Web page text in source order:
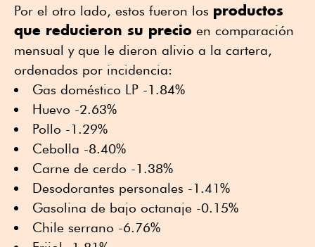
Por el otro lado, estos fueron los productos
que reducieron su precio en comparación
mensual y que le dieron alivio a la cartera,
ordenados por incidencia:
Gas doméstico LP -1.84%
Huevo -2.63%
Pollo -1.29%
Cebolla -8.40%
Carne de cerdo -1.38%
Desodorantes personales -1.41%
Gasolina de bajo octanaje -0.15%
Chile serrano -6.76%